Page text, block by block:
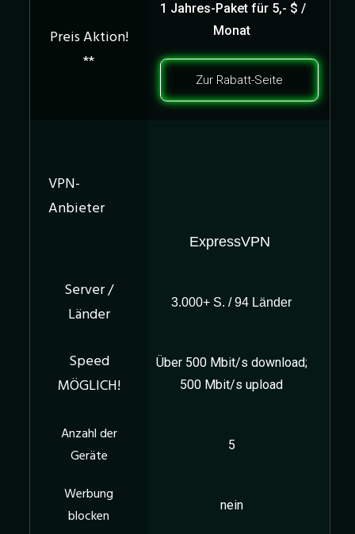
1 Jahres-Paket für 5,- $ /
Monat
Zur Rabatt-Seite
ExpressVPN
3.000+ S. / 94 Länder
Über 500 Mbit/s download;
500 Mbit/s upload
5
nein